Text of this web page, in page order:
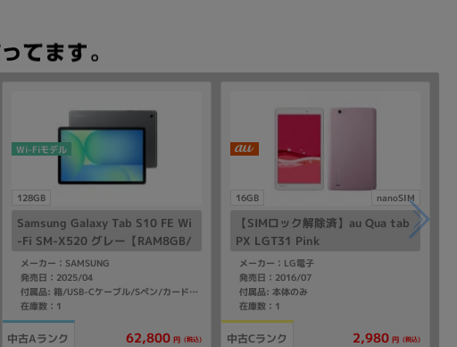
128GB
Wi-Fiモデル
Samsung Galaxy Tab S10 FE Wi
-Fi SM-X520 グレー【RAM8GB/
ROM128GB 国内版】
メーカー：SAMSUNG
発売日：2025/04
付属品: 箱/USB-Cケーブル/Sペン/カードスロットピン/マニュアル
在庫数：1
中古Aランク 62,800 円 (税込)
16GB nanoSIM
【SIMロック解除済】au Qua tab
PX LGT31 Pink
メーカー：LG電子
発売日：2016/07
付属品: 本体のみ
在庫数：1
中古Cランク 2,980 円 (税込)